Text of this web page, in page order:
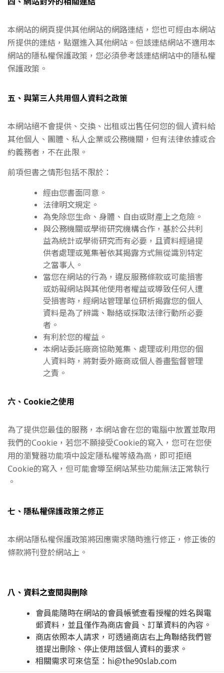
本網站的網頁提供其他網站的網路連結，您也可經由本網站
所提供的連結，點選進入其他網站。但該連結網站不適用本
網站的隱私權保護政策，您必須參考該連結網站中的隱私權
保護政策。
五、與第三人共用個人資料之政策
本網站絕不會提供、交換、出租或出售任何您的個人資料給
其他個人、團體、私人企業或公務機關，但有法律依據或合
約義務者，不在此限。
前項但書之情形包括不限於：
經由您書面同意。
法律明文規定。
為免除您生命、身體、自由或財產上之危險。
與公務機關或學術研究機構合作，基於公共利
益為統計或學術研究而有必要，且資料經過提
供者處理或蒐集著依其揭露方式無從識別特定
之當事人。
當您在網站的行為，違反服務條款或可能損害
或妨礙網站與其他使用者權益或導致任何人遭
受損害時，經網站管理單位研析揭露您的個人
資料是為了辨識、聯絡或採取法律行動所必要
者。
有利於您的權益。
本網站委託廠商協助蒐集、處理或利用您的個
人資料時，將對委外廠商或個人善盡監督管理
之責。
六、Cookie之使用
為了提供您最佳的服務，本網站會在您的電腦中放置並取用
我們的Cookie，若您不願接受Cookie的寫入，您可在您使
用的瀏覽器功能項中設定隱私權等級為高，即可拒絕
Cookie的寫入，但可能會導至網站某些功能無法正常執行
。
七、隱私權保護政策之修正
本網站隱私權保護政策將因應需求隨時進行修正，修正後的
條款將刊登於網站上。
八、資料之查閱與刪除
會員能隨時在網站的會員帳號查看授權的姓名與電
郵資料，並且僅作為商店會員、訂單資料的內容。
商店依照本人請求，可透過商店右上角聯絡我們管
道提出刪除、停止使用該個人資料的要求。
相關需求可來信至：hi@the90slab.com